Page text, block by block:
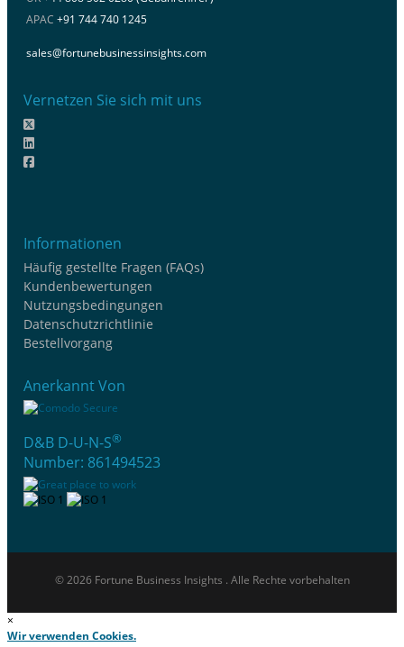
APAC +91 744 740 1245
sales@fortunebusinessinsights.com
Vernetzen Sie sich mit uns
Informationen
Häufig gestellte Fragen (FAQs)
Kundenbewertungen
Nutzungsbedingungen
Datenschutzrichtlinie
Bestellvorgang
Anerkannt Von
D&B D-U-N-S®
Number: 861494523
© 2026 Fortune Business Insights . Alle Rechte vorbehalten
×
Wir verwenden Cookies.